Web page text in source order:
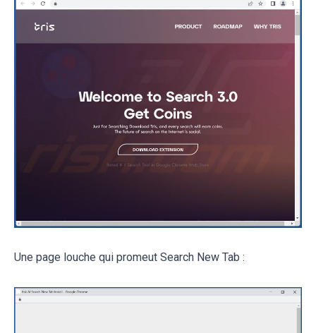
Une page louche qui promeut Search New Tab :